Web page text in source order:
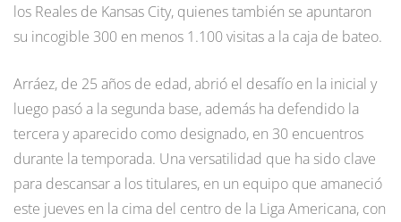
los Reales de Kansas City, quienes también se apuntaron
su incogible 300 en menos 1.100 visitas a la caja de bateo.
Arráez, de 25 años de edad, abrió el desafío en la inicial y
luego pasó a la segunda base, además ha defendido la
tercera y aparecido como designado, en 30 encuentros
durante la temporada. Una versatilidad que ha sido clave
para descansar a los titulares, en un equipo que amaneció
este jueves en la cima del centro de la Liga Americana, con